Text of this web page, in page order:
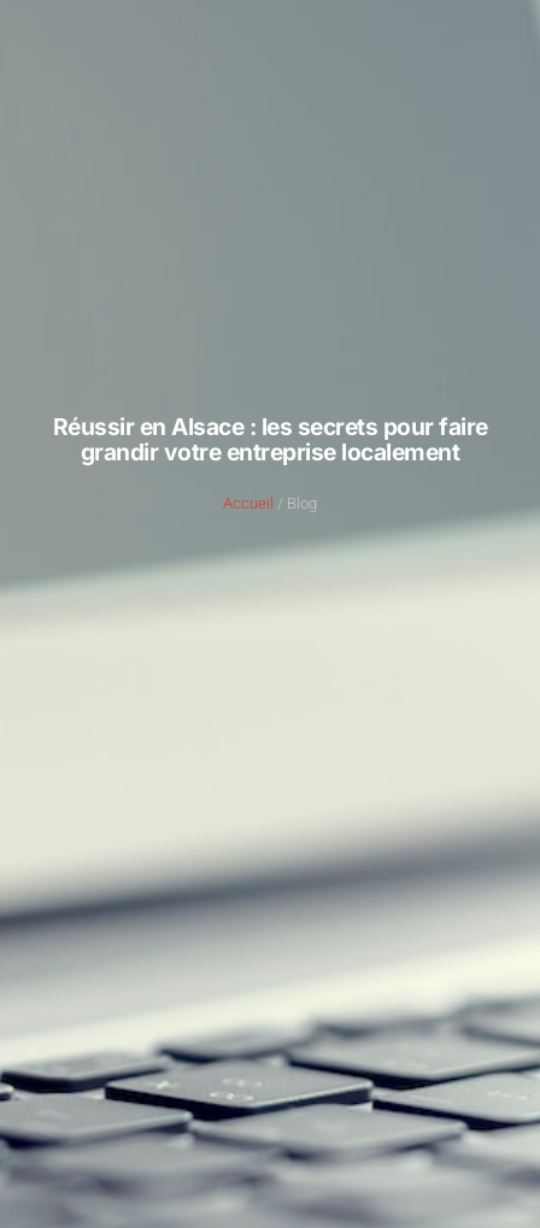
Réussir en Alsace : les secrets pour faire
grandir votre entreprise localement
Accueil / Blog